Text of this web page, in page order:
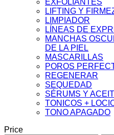
EXFOLIANTES
LIFTING Y
LIMPIADOR
LÍNEAS DE
MANCHAS
DE LA PIEL
MASCARILLAS
POROS
REGENERAR
SEQUEDAD
SÉRUMS Y
TONICOS +
TONO APAGADO
Price